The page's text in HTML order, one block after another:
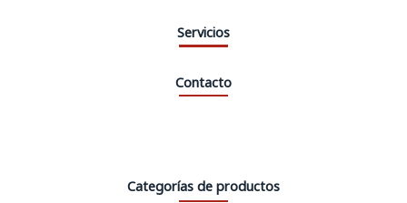
Servicios
Contacto
Categorías de productos